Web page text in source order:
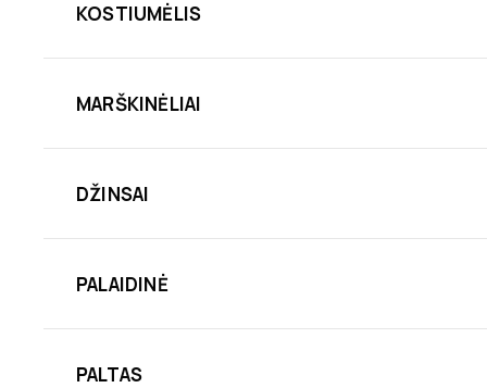
KOSTIUMĖLIS
MARŠKINĖLIAI
DŽINSAI
PALAIDINĖ
PALTAS